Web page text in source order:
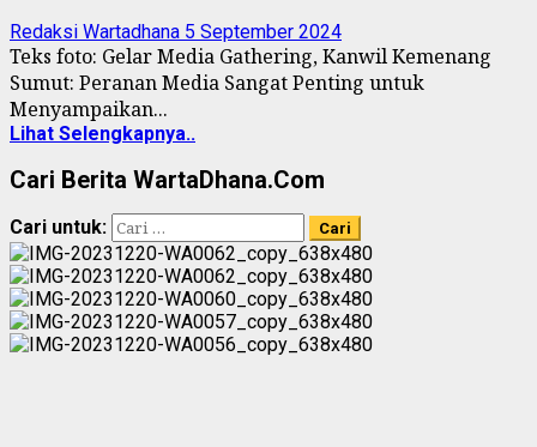
Redaksi Wartadhana 5 September 2024
Teks foto: Gelar Media Gathering, Kanwil Kemenang
Sumut: Peranan Media Sangat Penting untuk
Menyampaikan...
Lihat Selengkapnya..
Cari Berita WartaDhana.Com
Cari untuk: